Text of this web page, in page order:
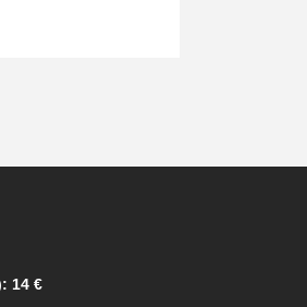
14 €